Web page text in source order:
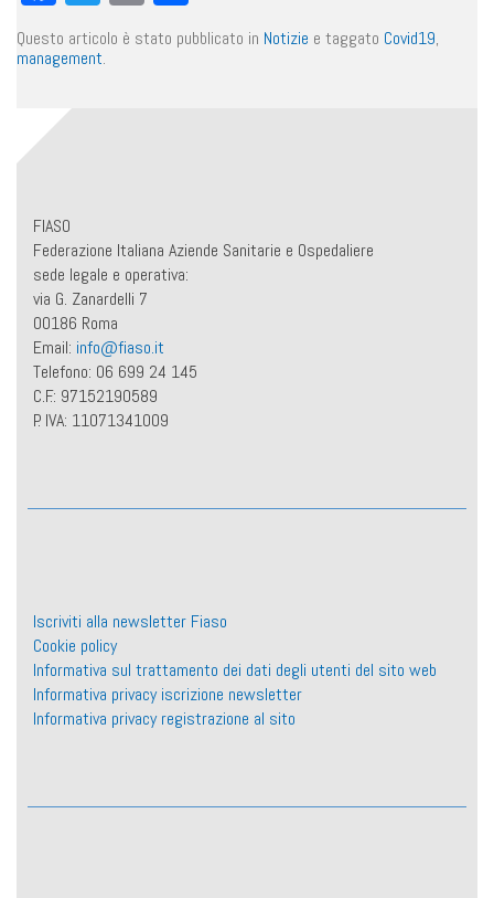
Questo articolo è stato pubblicato in Notizie e taggato Covid19,
management.
FIASO
Federazione Italiana Aziende Sanitarie e Ospedaliere
sede legale e operativa:
via G. Zanardelli 7
00186 Roma
Email: info@fiaso.it
Telefono: 06 699 24 145
C.F.: 97152190589
P. IVA: 11071341009
Iscriviti alla newsletter Fiaso
Cookie policy
Informativa sul trattamento dei dati degli utenti del sito web
Informativa privacy iscrizione newsletter
Informativa privacy registrazione al sito